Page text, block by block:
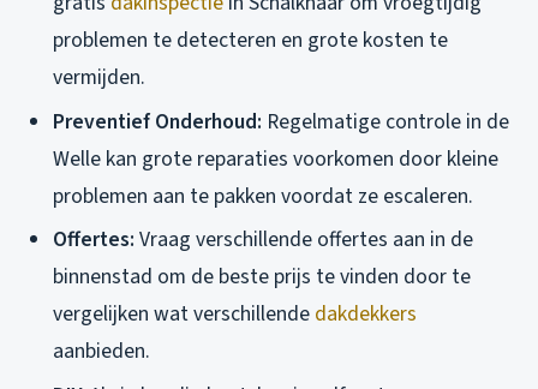
problemen te detecteren en grote kosten te
vermijden.
Preventief Onderhoud: Regelmatige controle in de
Welle kan grote reparaties voorkomen door kleine
problemen aan te pakken voordat ze escaleren.
Offertes: Vraag verschillende offertes aan in de
binnenstad om de beste prijs te vinden door te
vergelijken wat verschillende dakdekkers
aanbieden.